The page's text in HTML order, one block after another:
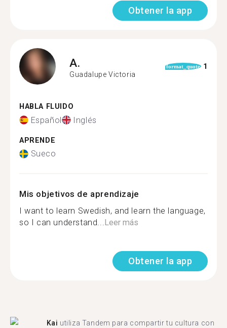
Obtener la app
A.
Guadalupe Victoria
format_quote 1
HABLA FLUIDO
Español Inglés
APRENDE
Sueco
Mis objetivos de aprendizaje
I want to learn Swedish, and learn the language,
so I can understand...Leer más
Obtener la app
Kai utiliza Tandem para compartir tu cultura con